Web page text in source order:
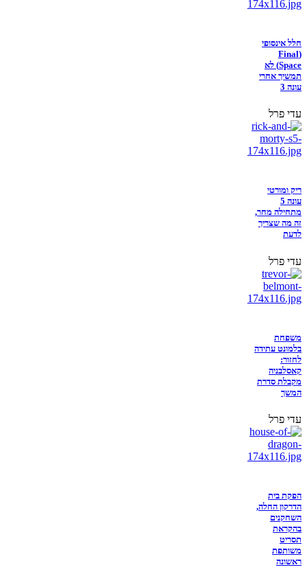
חלל אינסופי
(Final
Space) לא
תמשיך אחרי
עונה 3
עדי פרל
ריק ומורטי
עונה 5
מתחילה מחר,
זה מה שצריך
לדעת
עדי פרל
משפחת
בלמונט עתידה
לחזור:
קאסלבניה
מקבלת סדרת
המשך
עדי פרל
הפקת בית
הדרקון החלה,
השחקנים
בהקראת
תסריט
משותפת
ראשונה